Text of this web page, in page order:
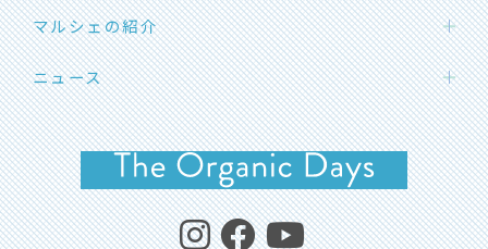
わたしたちの想い
団体概要
メンバー紹介
応援メッセージ
マルシェの紹介
ハカタエシカルマーケット
SOLマルシェ
福岡オーガニックマルシェ
よくあるご質問
ニュース
お知らせ
イベント開催情報
イベントレポート
コラム・エシカルライフ